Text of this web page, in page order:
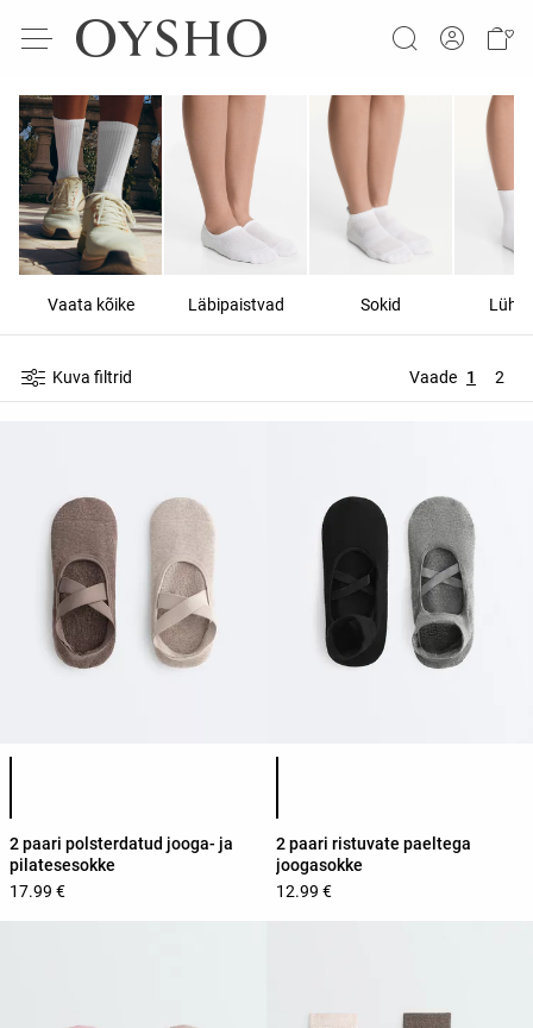
Vaata kõike Läbipaistvad Sokid
Kuva filtrid Vaade 1 2
2 paari polsterdatud jooga- ja
pilatesesokke
17.99 €
2 paari ristuvate paeltega
joogasokke
12.99 €